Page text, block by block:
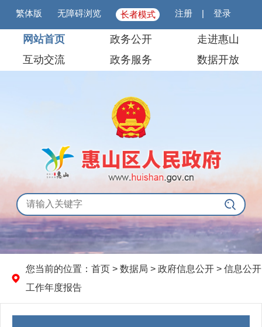
繁体版 无障碍浏览 长者模式 注册 |登录
网站首页 政务公开
走进惠山
互动交流
政务服务 数据开放
您当前的位置： 首页 > 数据局 > 政府信息公开 > 信息公开
工作年度报告